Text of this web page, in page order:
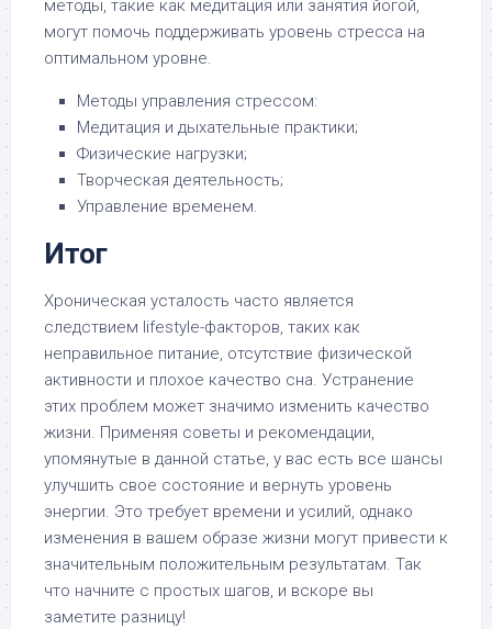
методы, такие как медитация или занятия йогой,
могут помочь поддерживать уровень стресса на
оптимальном уровне.
Методы управления стрессом:
Медитация и дыхательные практики;
Физические нагрузки;
Творческая деятельность;
Управление временем.
Итог
Хроническая усталость часто является
следствием lifestyle-факторов, таких как
неправильное питание, отсутствие физической
активности и плохое качество сна. Устранение
этих проблем может значимо изменить качество
жизни. Применяя советы и рекомендации,
упомянутые в данной статье, у вас есть все шансы
улучшить свое состояние и вернуть уровень
энергии. Это требует времени и усилий, однако
изменения в вашем образе жизни могут привести к
значительным положительным результатам. Так
что начните с простых шагов, и вскоре вы
заметите разницу!